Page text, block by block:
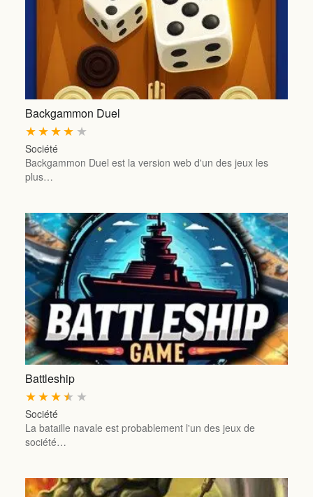
Backgammon Duel
★
★
★
★
★
Société
Backgammon Duel est la version web d'un des jeux les
plus…
Battleship
★
★
★
★
★
Société
La bataille navale est probablement l'un des jeux de
société…